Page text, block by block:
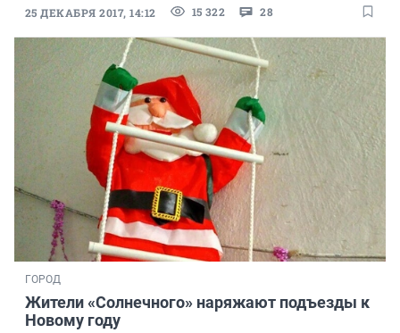
25 ДЕКАБРЯ 2017, 14:12 15 322 28
ГОРОД
Жители «Солнечного» наряжают подъезды к
Новому году